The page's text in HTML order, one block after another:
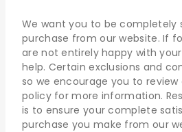
We want you to be completely
purchase from our website. If
are not entirely happy with
help. Certain exclusions and
so we encourage you to
policy for more information.
is to ensure your complete
purchase you make from our